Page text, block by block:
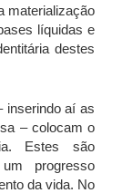
materialização
líquidas e
destes
inserindo aí as
– colocam o
Estes são
progresso
da vida. No